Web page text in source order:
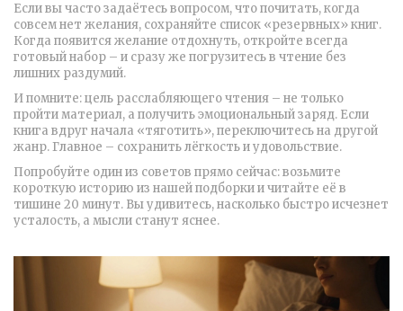
Если вы часто задаётесь вопросом, что почитать, когда
совсем нет желания, сохраняйте список «резервных» книг.
Когда появится желание отдохнуть, откройте всегда
готовый набор – и сразу же погрузитесь в чтение без
лишних раздумий.
И помните: цель расслабляющего чтения – не только
пройти материал, а получить эмоциональный заряд. Если
книга вдруг начала «тяготить», переключитесь на другой
жанр. Главное – сохранить лёгкость и удовольствие.
Попробуйте один из советов прямо сейчас: возьмите
короткую историю из нашей подборки и читайте её в
тишине 20 минут. Вы удивитесь, насколько быстро исчезнет
усталость, а мысли станут яснее.